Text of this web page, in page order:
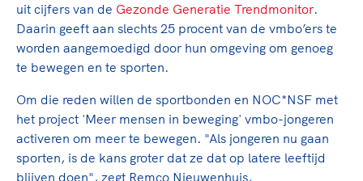
Sport verenigt. Op sportclubs, pleintjes, tijdens
een rondje fietsen, door samen te skaten of naar
de sportschool te gaan. Door samen te juichen
voor Sifan Hassan, Rico Verhoeven, Diede de
Groot en het Nederlands Elftal. Of met trots te
genieten van de karatewedstrijd van je dochter,
de halve marathon van je moeder of de
hockeywedstrijd van je buurjongen.
Clubondersteuning
Beroepskrachten
sportomgeving
Voor welk gedrag staat de club? Wat mag wel
langs de lijn, in de kleedkamer, kantine en online?
De TeamNL Academie
De TeamNL Academie biedt een leer- en
ontwikkelprogramma voor de volgende functies
binnen TeamNL programma's: experts, coaches,
bestuurders, (technisch) directeuren, managers en
toekomstig kader.
Lees verder
uit cijfers van de Gezonde Generatie Trendmonitor.
Daarin geeft aan slechts 25 procent van de vmbo’ers te
worden aangemoedigd door hun omgeving om genoeg
te bewegen en te sporten.
Om die reden willen de sportbonden en NOC*NSF met
het project 'Meer mensen in beweging' vmbo-jongeren
activeren om meer te bewegen. "Als jongeren nu gaan
sporten, is de kans groter dat ze dat op latere leeftijd
blijven doen", zegt Remco Nieuwenhuis,